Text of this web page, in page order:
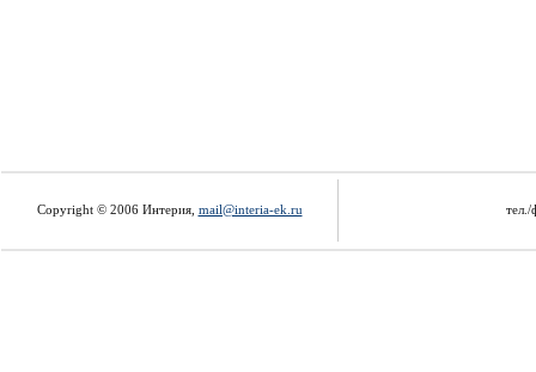
Copyright © 2006 Интерия, mail@interia-ek.ru